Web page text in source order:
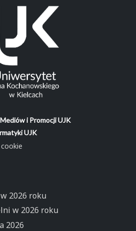
i Promocji UJK
UJK
2026 roku
w 2026 roku
2026